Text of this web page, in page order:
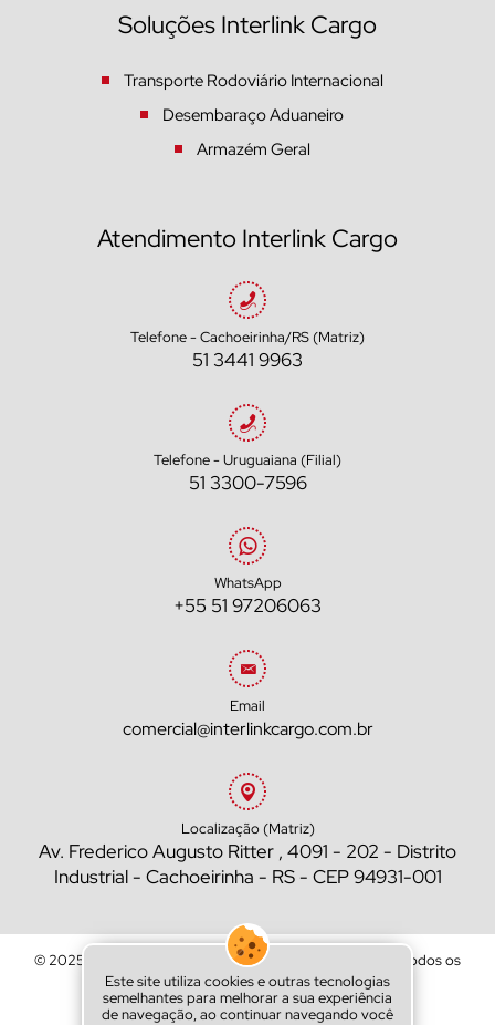
Soluções Interlink Cargo
Transporte Rodoviário Internacional
Desembaraço Aduaneiro
Armazém Geral
Atendimento Interlink Cargo
Telefone - Cachoeirinha/RS (Matriz)
51 3441 9963
Telefone - Uruguaiana (Filial)
51 3300-7596
WhatsApp
+55 51 97206063
Email
comercial@interlinkcargo.com.br
Localização (Matriz)
Av. Frederico Augusto Ritter , 4091 - 202 - Distrito
Industrial - Cachoeirinha - RS - CEP 94931-001
© 2025 - Interlink Cargo | CNPJ: 94.492.899/0001-50 - Todos os
direitos reservados.
Criação de site por:
Este site utiliza cookies e outras tecnologias
semelhantes para melhorar a sua experiência
de navegação, ao continuar navegando você